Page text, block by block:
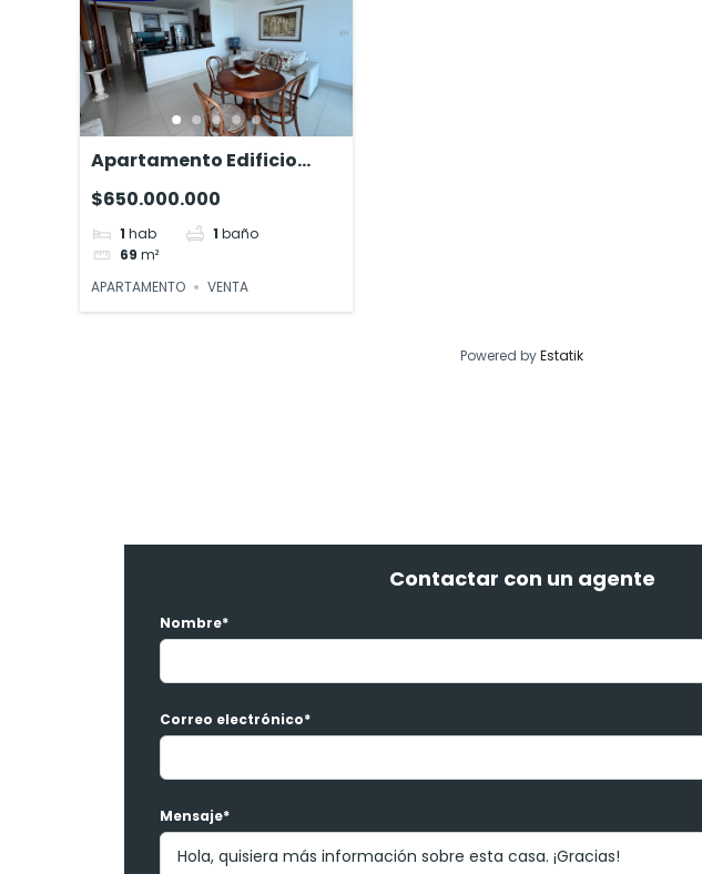
Apartamento Edificio
Zafiro
$650.000.000
1 hab 1 baño
69 m²
APARTAMENTO
VENTA
Powered byEstatik
Contactar con un agente
Nombre*
Correo electrónico*
Mensaje*